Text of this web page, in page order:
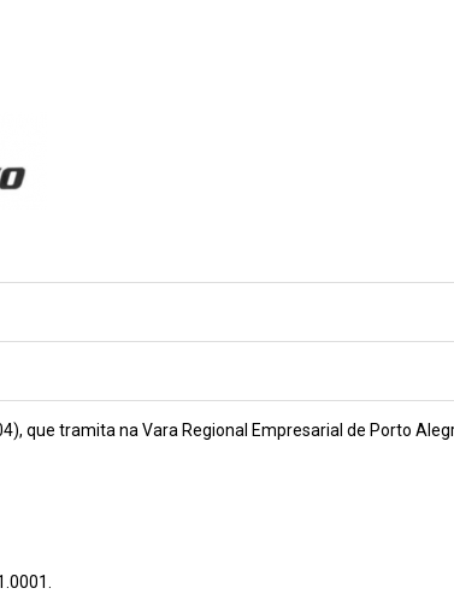
que tramita na Vara Regional Empresarial de Porto